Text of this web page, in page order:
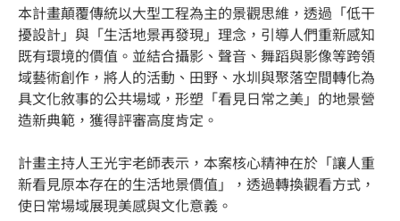
本計畫顛覆傳統以大型工程為主的景觀思維，透過「低干
擾設計」與「生活地景再發現」理念，引導人們重新感知
既有環境的價值。並結合攝影、聲音、舞蹈與影像等跨領
域藝術創作，將人的活動、田野、水圳與聚落空間轉化為
具文化敘事的公共場域，形塑「看見日常之美」的地景營
造新典範，獲得評審高度肯定。
計畫主持人王光宇老師表示，本案核心精神在於「讓人重
新看見原本存在的生活地景價值」，透過轉換觀看方式，
使日常場域展現美感與文化意義。